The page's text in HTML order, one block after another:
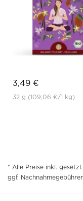
3,49 €
32 g (109,06 €/1 kg)
* Alle Preise inkl.
ggf.